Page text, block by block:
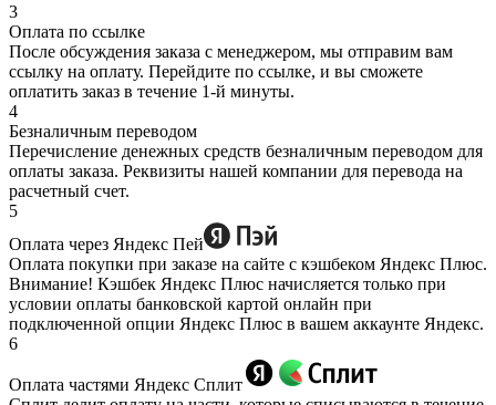
3
Оплата по ссылке
После обсуждения заказа с менеджером, мы отправим вам
ссылку на оплату. Перейдите по ссылке, и вы сможете
оплатить заказ в течение 1-й минуты.
4
Безналичным переводом
Перечисление денежных средств безналичным переводом для
оплаты заказа. Реквизиты нашей компании для перевода на
расчетный счет.
5
Оплата через Яндекс Пей
Оплата покупки при заказе на сайте с кэшбеком Яндекс Плюс.
Внимание! Кэшбек Яндекс Плюс начисляется только при
условии оплаты банковской картой онлайн при
подключенной опции Яндекс Плюс в вашем аккаунте Яндекс.
6
Оплата частями Яндекс Сплит